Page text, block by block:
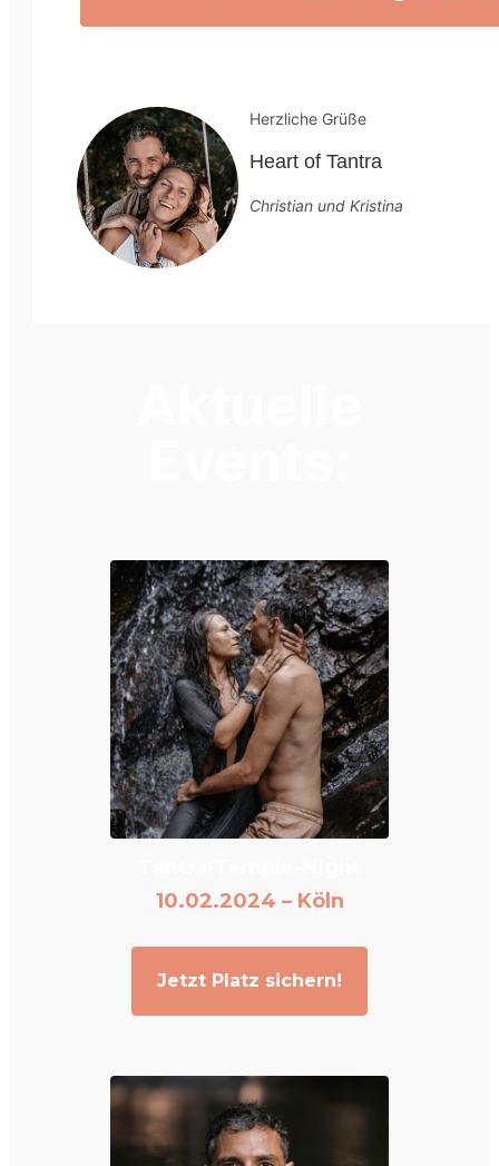
Herzliche Grüße
Heart of Tantra
Christian und Kristina
10.02.2024 – Köln
Jetzt Platz sichern!